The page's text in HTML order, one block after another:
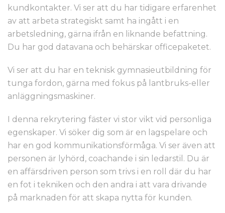
kundkontakter. Vi ser att du har tidigare erfarenhet
av att arbeta strategiskt samt ha ingått i en
arbetsledning, gärna ifrån en liknande befattning.
Du har god datavana och behärskar officepaketet.
Vi ser att du har en teknisk gymnasieutbildning för
tunga fordon, gärna med fokus på lantbruks-eller
anläggningsmaskiner.
I denna rekrytering fäster vi stor vikt vid personliga
egenskaper. Vi söker dig som är en lagspelare och
har en god kommunikationsförmåga. Vi ser även att
personen är lyhörd, coachande i sin ledarstil. Du är
en affärsdriven person som trivs i en roll där du har
en fot i tekniken och den andra i att vara drivande
på marknaden för att skapa nytta för kunden.